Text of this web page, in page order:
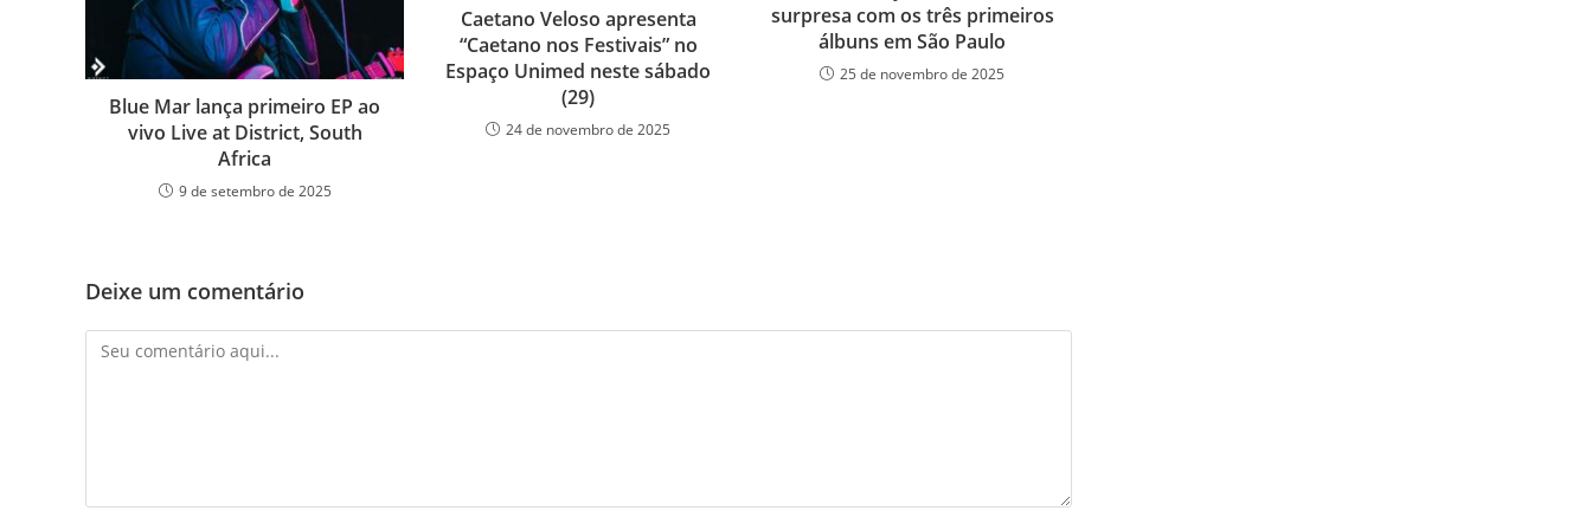
Blue Mar lança primeiro EP ao
vivo Live at District, South
Africa
9 de setembro de 2025
Caetano Veloso apresenta
“Caetano nos Festivais” no
Espaço Unimed neste sábado
(29)
24 de novembro de 2025
surpresa com os três primeiros
álbuns em São Paulo
25 de novembro de 2025
Deixe um comentário
Comentário